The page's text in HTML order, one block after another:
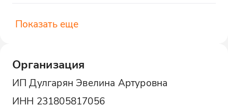
Показать еще
Организация
ИП Дулгарян Эвелина Артуровна
ИНН 231805817056